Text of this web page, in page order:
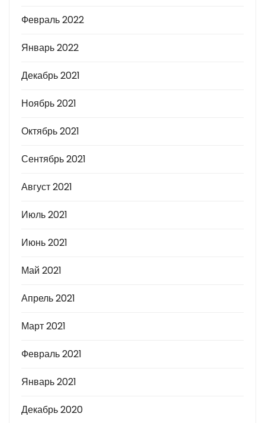
Февраль 2022
Январь 2022
Декабрь 2021
Ноябрь 2021
Октябрь 2021
Сентябрь 2021
Август 2021
Июль 2021
Июнь 2021
Май 2021
Апрель 2021
Март 2021
Февраль 2021
Январь 2021
Декабрь 2020